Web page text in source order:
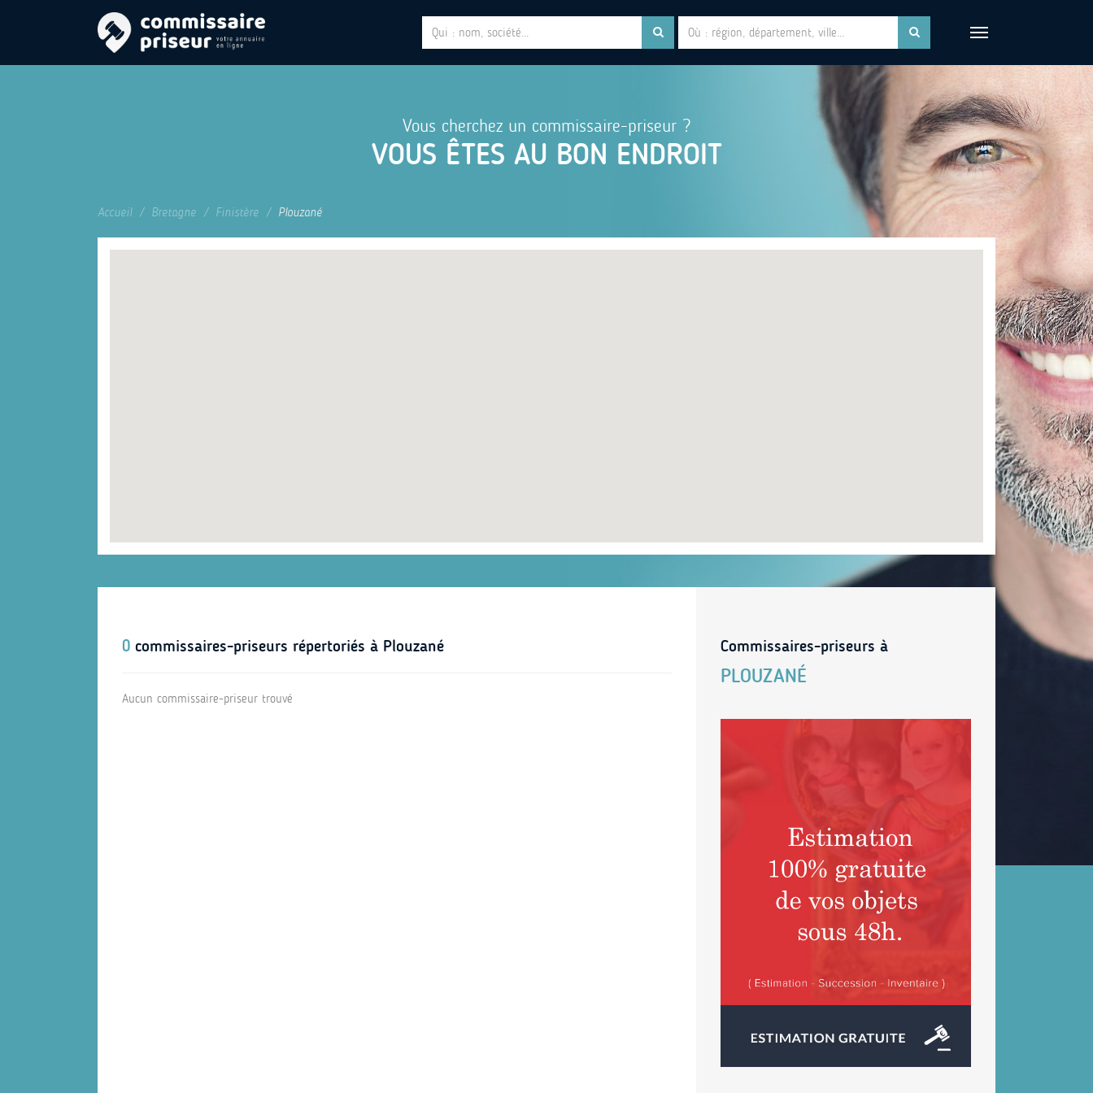
Vous cherchez un commissaire-priseur ?
VOUS ÊTES AU BON ENDROIT
Accueil Bretagne Finistère Plouzané
0 commissaires-priseurs répertoriés à Plouzané
Aucun commissaire-priseur trouvé
Commissaires-priseurs à
PLOUZANÉ